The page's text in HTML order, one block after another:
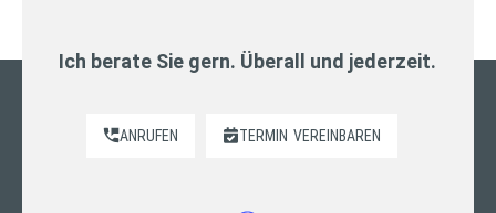
Ich berate Sie gern. Überall und jederzeit.
ANRUFEN TERMIN VEREINBAREN